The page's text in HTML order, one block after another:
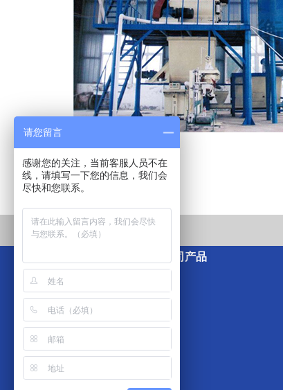
上一篇:
公司产品
包装机系列
搅拌机系列
上料输送机系列
除尘器系列
生产线系列
真石漆设备
请您留言
感谢您的关注，当前客服人员不在
线，请填写一下您的信息，我们会
尽快和您联系。